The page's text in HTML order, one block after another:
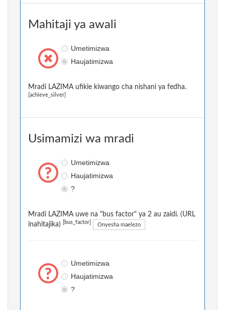
Mahitaji ya awali
Umetimizwa
Haujatimizwa
Mradi LAZIMA ufikie kiwango cha nishani ya fedha.
[achieve_silver]
Usimamizi wa mradi
Umetimizwa
Haujatimizwa
?
Mradi LAZIMA uwe na "bus factor" ya 2 au zaidi. (URL
inahitajika)
[bus_factor] Onyesha maelezo
Umetimizwa
Haujatimizwa
?